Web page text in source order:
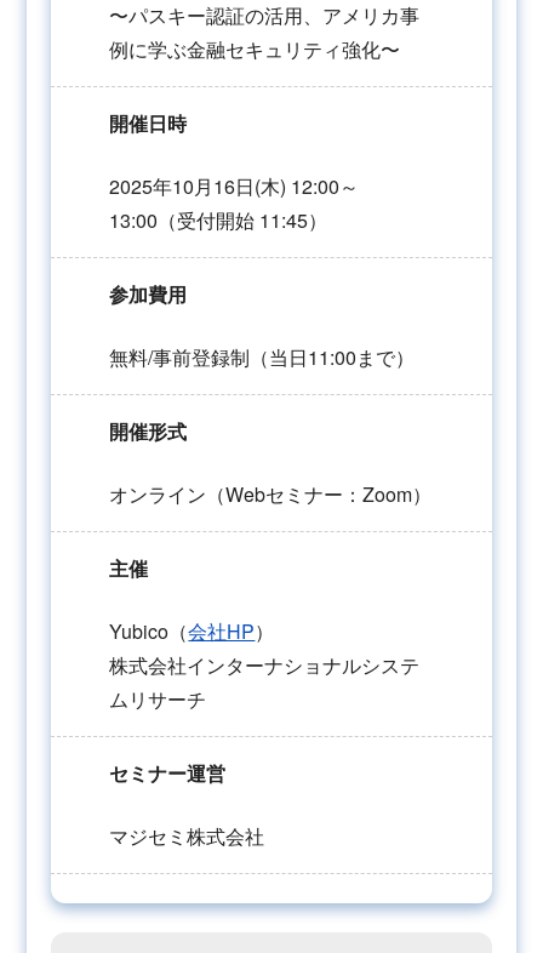
〜パスキー認証の活用、アメリカ事
例に学ぶ金融セキュリティ強化〜
開催日時
2025年10月16日(木) 12:00～
13:00（受付開始 11:45）
参加費用
無料/事前登録制（当日11:00まで）
開催形式
オンライン（Webセミナー：Zoom）
主催
Yubico（会社HP）
株式会社インターナショナルシステ
ムリサーチ
セミナー運営
マジセミ株式会社